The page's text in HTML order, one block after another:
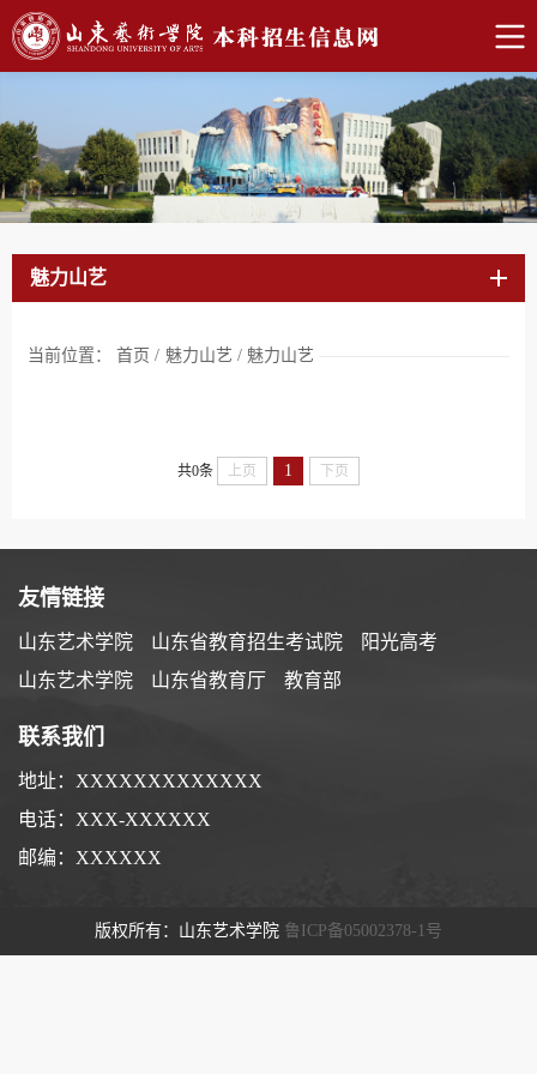
魅力山艺
当前位置： 首页 / 魅力山艺 / 魅力山艺
共0条 上页 1 下页
友情链接
山东艺术学院 山东省教育招生考试院
阳光高考
山东艺术学院
山东省教育厅 教育部
联系我们
地址：XXXXXXXXXXXXX
电话：XXX-XXXXXX
邮编：XXXXXX
版权所有：山东艺术学院 鲁ICP备05002378-1号